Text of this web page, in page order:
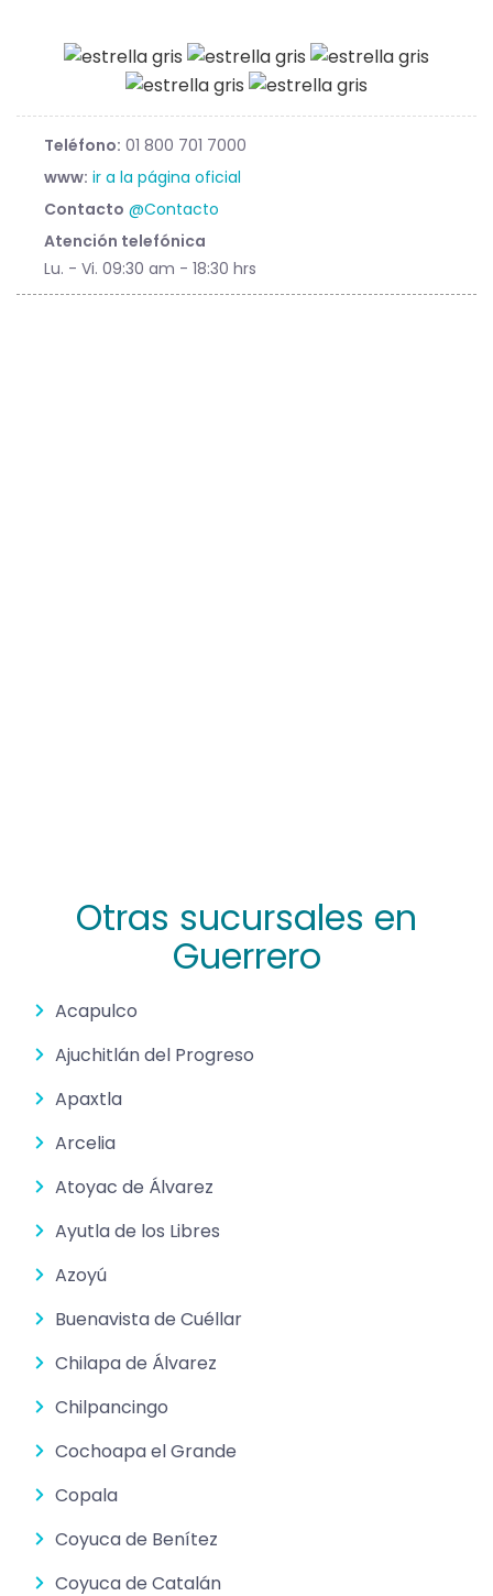
Teléfono: 01 800 701 7000
www: ir a la página oficial
Contacto @Contacto
Atención telefónica
Lu. - Vi. 09:30 am - 18:30 hrs
Otras sucursales en
Guerrero
Acapulco
Ajuchitlán del Progreso
Apaxtla
Arcelia
Atoyac de Álvarez
Ayutla de los Libres
Azoyú
Buenavista de Cuéllar
Chilapa de Álvarez
Chilpancingo
Cochoapa el Grande
Copala
Coyuca de Benítez
Coyuca de Catalán